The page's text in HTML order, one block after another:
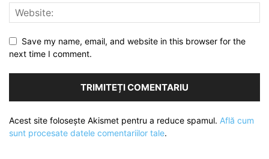
Save my name, email, and website in this browser for the
next time I comment.
Acest site folosește Akismet pentru a reduce spamul. Află cum
sunt procesate datele comentariilor tale.